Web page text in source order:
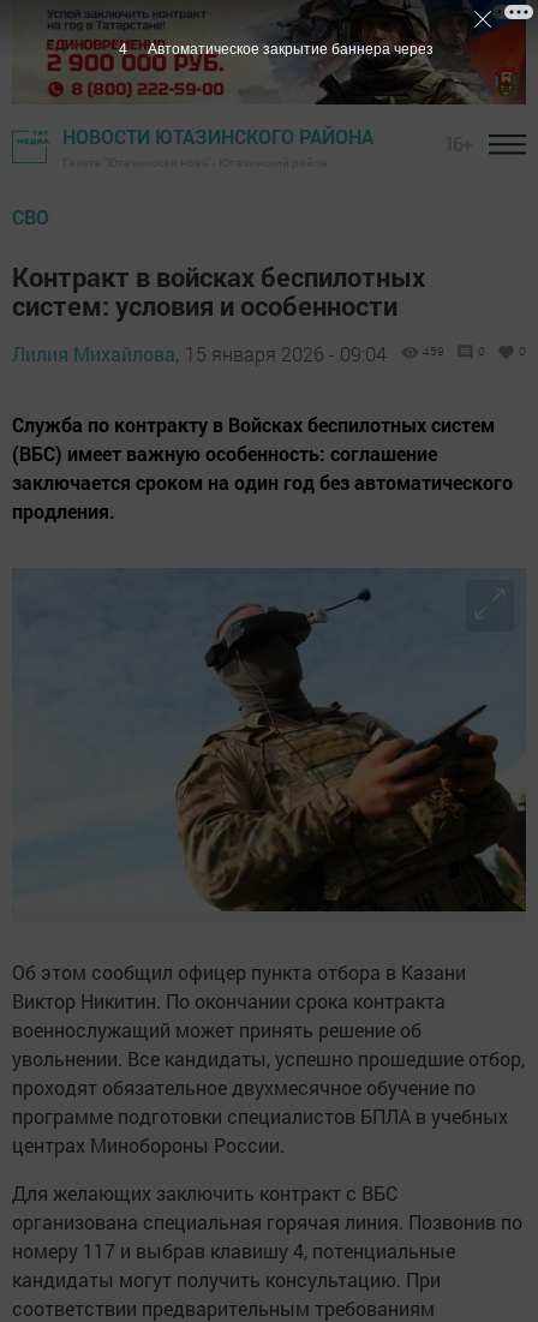
НОВОСТИ ЮТАЗИНСКОГО РАЙОНА
СВО
Контракт в войсках беспилотных
систем: условия и особенности
Лилия Михайлова, 15 января 2026 - 09:04 459 0 0
Служба по контракту в Войсках беспилотных систем
(ВБС) имеет важную особенность: соглашение
заключается сроком на один год без автоматического
продления.
Об этом сообщил офицер пункта отбора в Казани
Виктор Никитин. По окончании срока контракта
военнослужащий может принять решение об
увольнении. Все кандидаты, успешно прошедшие отбор,
проходят обязательное двухмесячное обучение по
программе подготовки специалистов БПЛА в учебных
центрах Минобороны России.
Для желающих заключить контракт с ВБС
организована специальная горячая линия. Позвонив по
номеру 117 и выбрав клавишу 4, потенциальные
кандидаты могут получить консультацию. При
соответствии предварительным требованиям
3 Автоматическое закрытие баннера через